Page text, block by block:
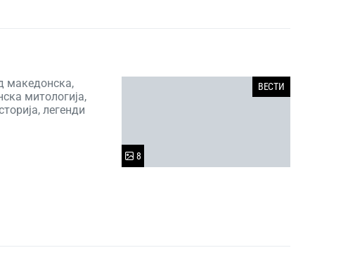
ВЕСТИ
8
македонска,
митологија,
легенди